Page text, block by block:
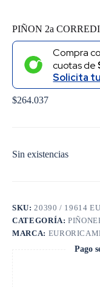
PIÑON 2a
Compra
cuotas de
Solicita
$264.037
Sin existencias
SKU:20390 / 19614
CATEGORÍA:
MARCA:
Pago